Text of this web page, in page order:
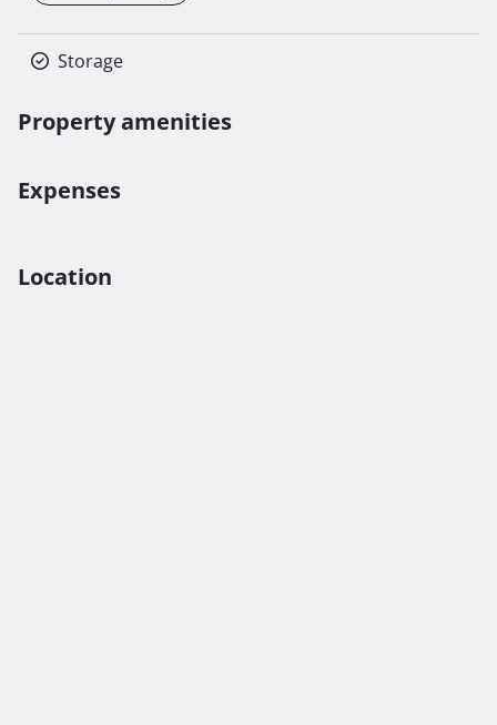
Storage
Property amenities
Expenses
Location